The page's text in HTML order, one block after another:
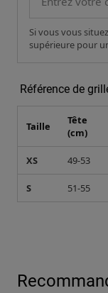
Si vous vous
supérieure pour
Référence de
Taille
Tête
(cm)
XS 49-53
S 51-55